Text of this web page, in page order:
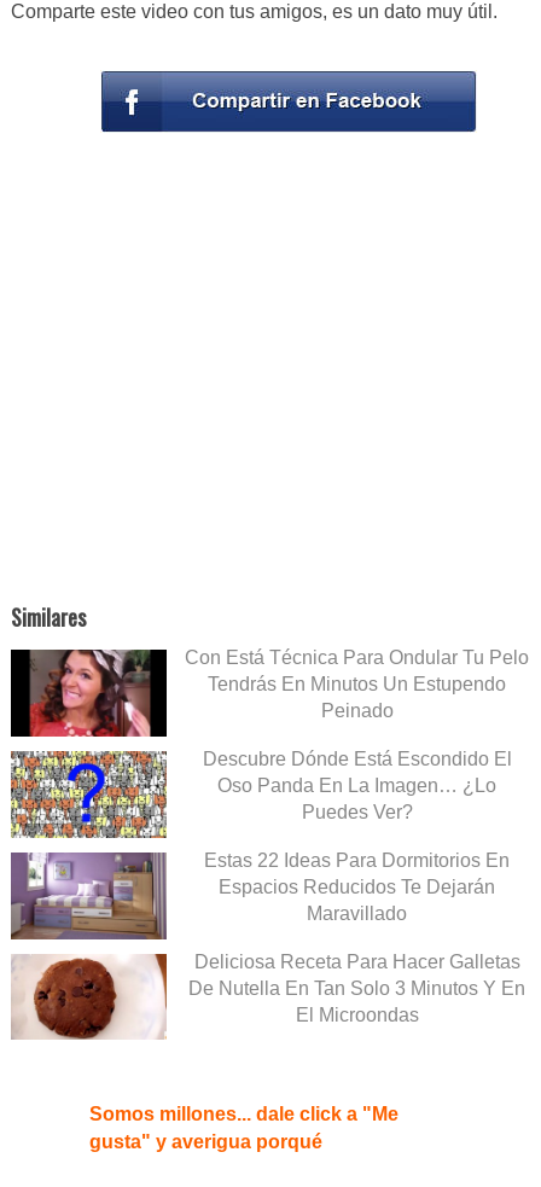
Comparte este video con tus amigos, es un dato muy útil.
Similares
Con Está Técnica Para Ondular Tu Pelo
Tendrás En Minutos Un Estupendo
Peinado
Descubre Dónde Está Escondido El
Oso Panda En La Imagen… ¿Lo
Puedes Ver?
Estas 22 Ideas Para Dormitorios En
Espacios Reducidos Te Dejarán
Maravillado
Deliciosa Receta Para Hacer Galletas
De Nutella En Tan Solo 3 Minutos Y En
El Microondas
Somos millones... dale click a "Me
gusta" y averigua porqué